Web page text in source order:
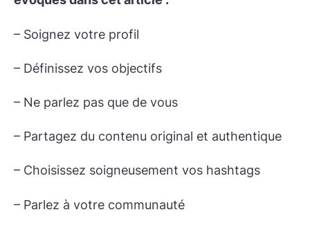
– Soignez votre profil
– Définissez vos objectifs
– Ne parlez pas que de vous
– Partagez du contenu original et authentique
– Choisissez soigneusement vos hashtags
– Parlez à votre communauté